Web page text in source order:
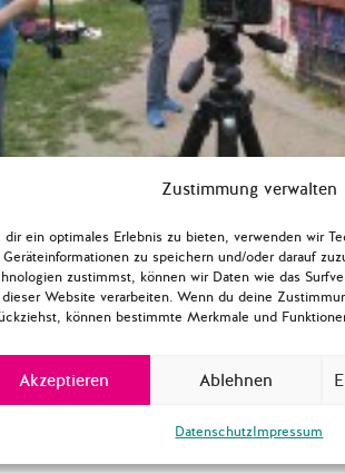
Zustimmung verwalten
dir ein optimales Erlebnis zu bieten, verwenden wir
zu speichern und/oder darauf
zustimmst, können wir Daten wie das
Website verarbeiten. Wenn du deine
können bestimmte Merkmale und
Akzeptieren Ablehnen
DatenschutzImpressum
DIASPORA?
stellen wir euch
mit ihrer persönlichen